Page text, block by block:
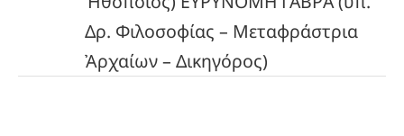
Δρ. Φιλοσοφίας – Μεταφράστρια
Ἀρχαίων – Δικηγόρος)